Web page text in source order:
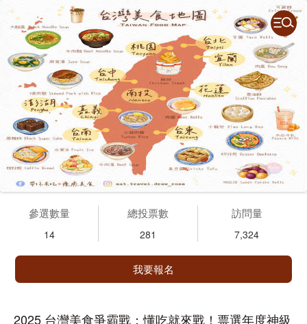
參選數量
14
總投票數
281
訪問量
7,324
我要報名
2025 台灣美食爭霸戰：懂吃就來戰！票選年度神級